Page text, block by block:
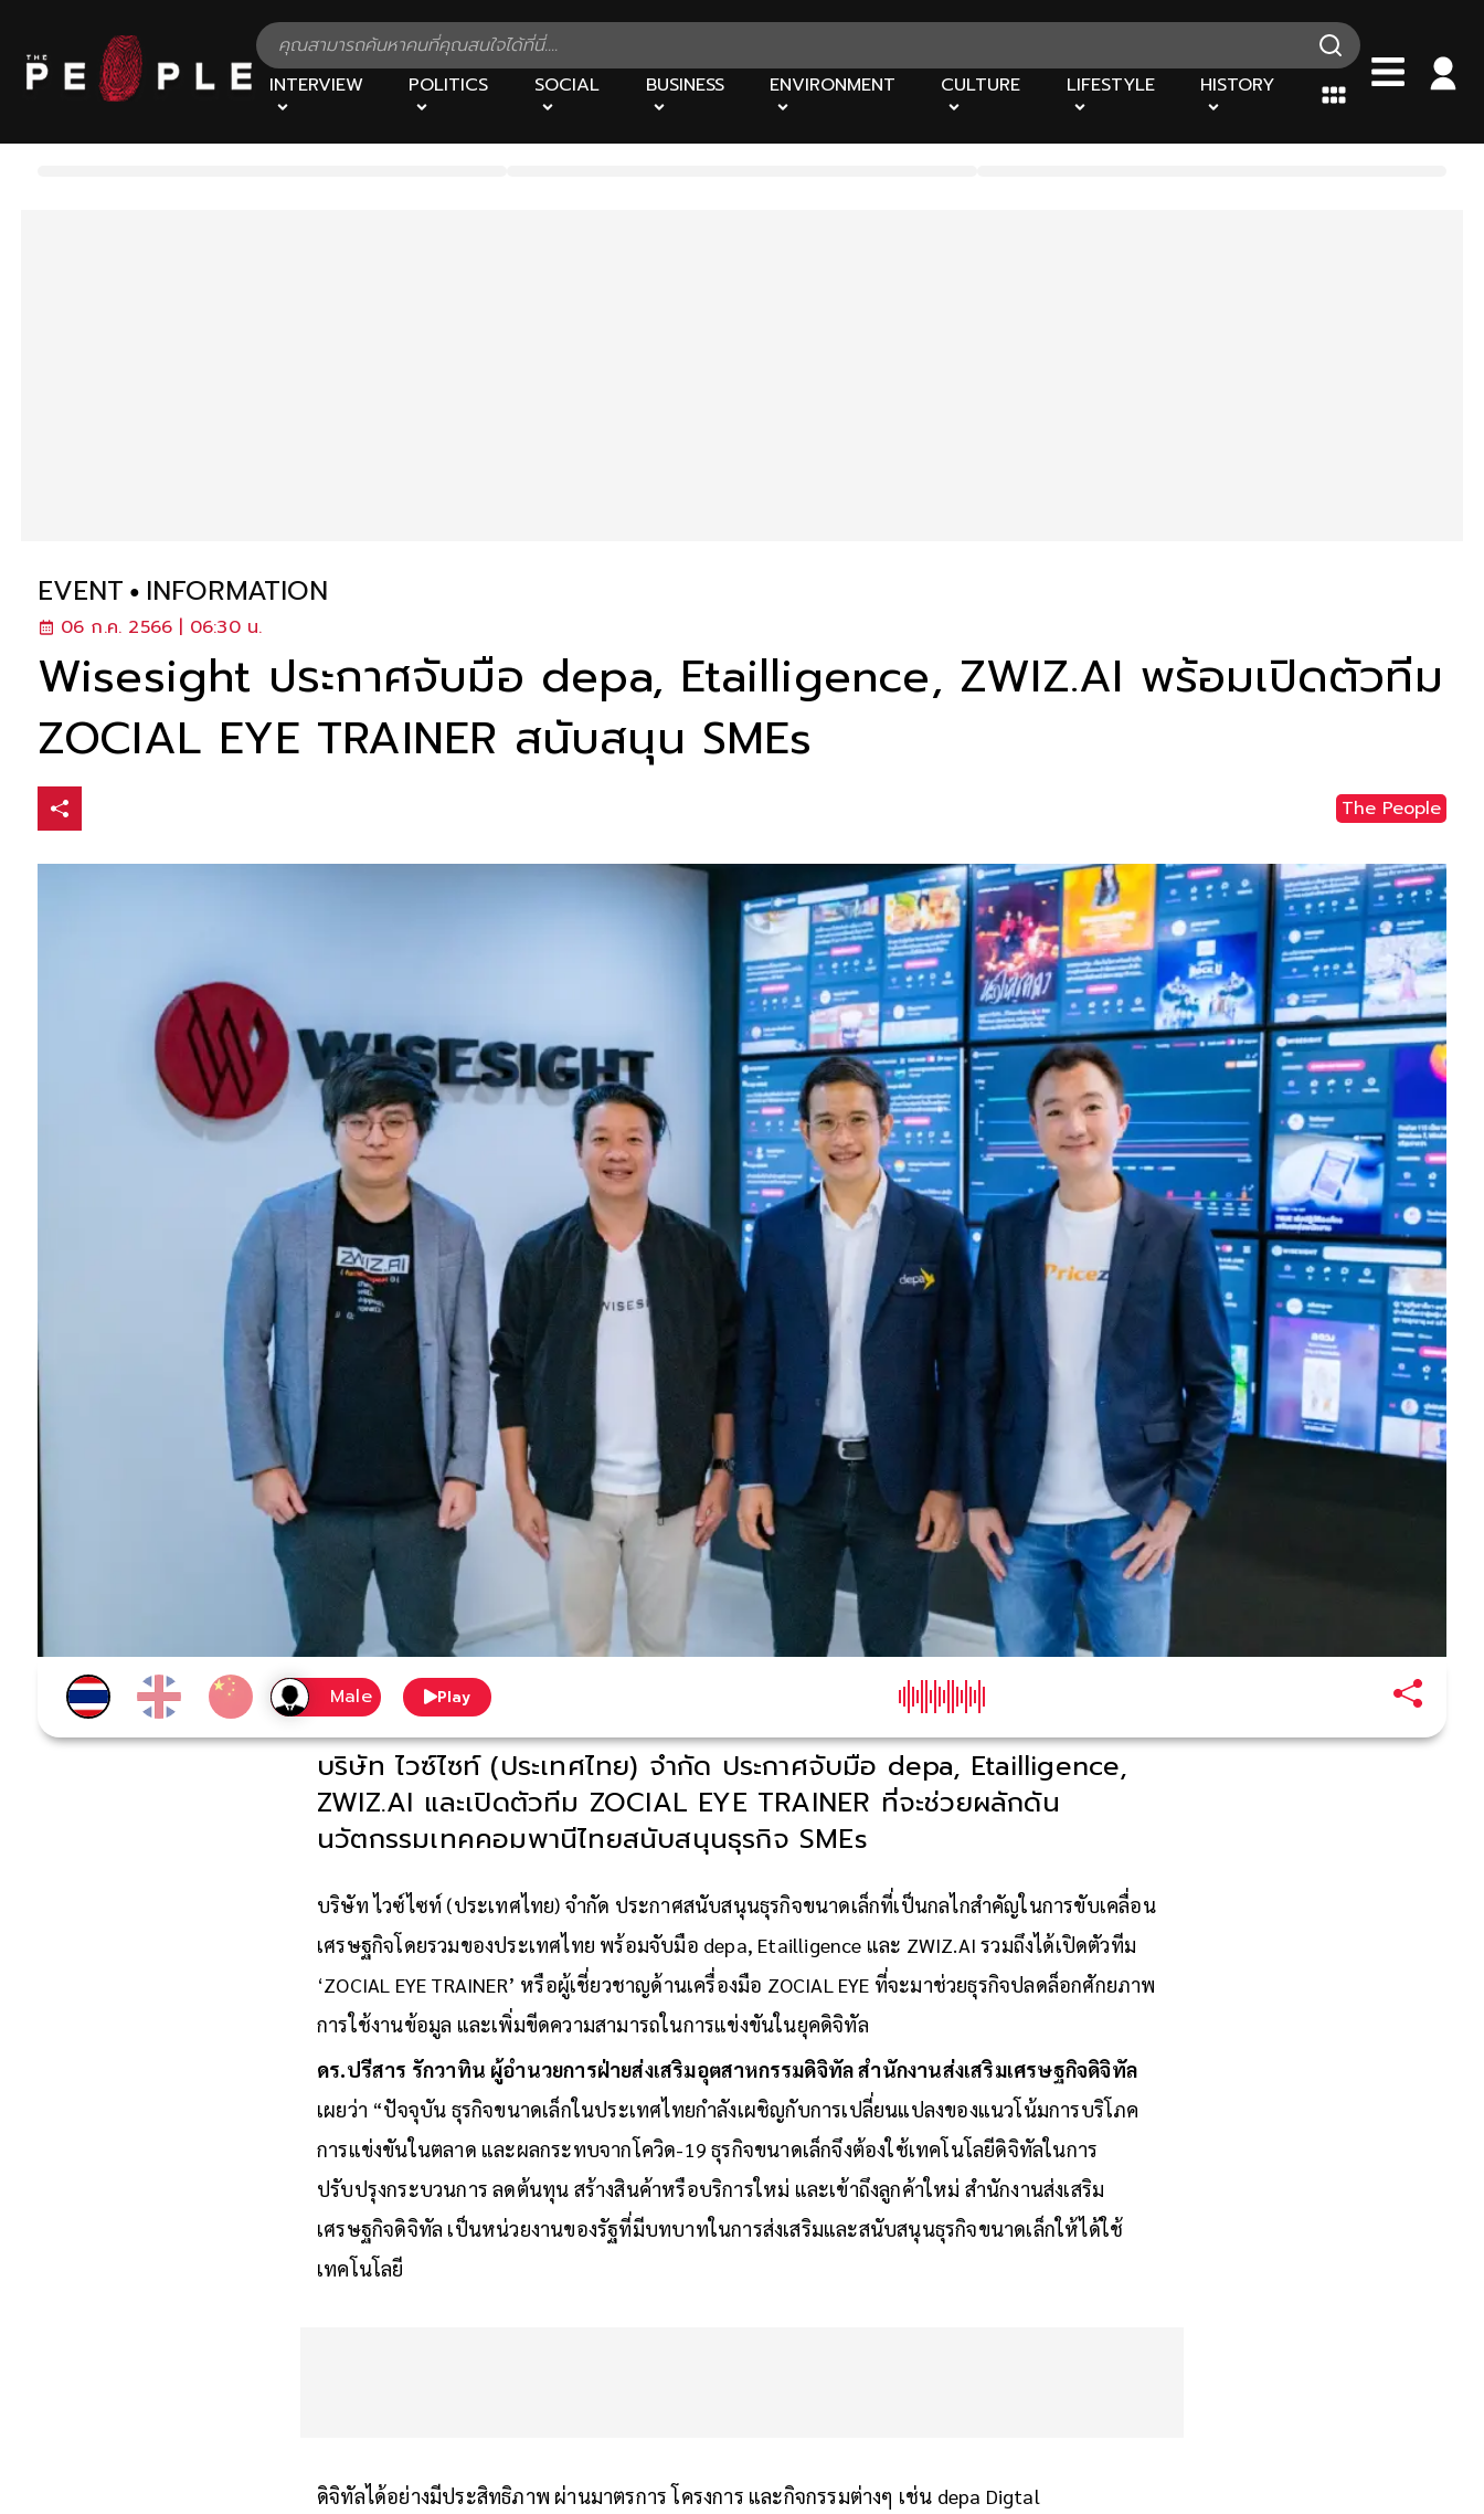
INTERVIEW POLITICS SOCIAL BUSINESS ENVIRONMENT CULTURE LIFESTYLE HISTORY
EVENT INFORMATION
06 ก.ค. 2566 | 06:30 น.
Wisesight ประกาศจับมือ depa, Etailligence, ZWIZ.AI พร้อมเปิดตัวทีม
ZOCIAL EYE TRAINER สนับสนุน SMEs
The People
Play
บริษัท ไวซ์ไซท์ (ประเทศไทย) จำกัด ประกาศจับมือ depa, Etailligence,
ZWIZ.AI และเปิดตัวทีม ZOCIAL EYE TRAINER ที่จะช่วยผลักดัน
นวัตกรรมเทคคอมพานีไทยสนับสนุนธุรกิจ SMEs
บริษัท ไวซ์ไซท์ (ประเทศไทย) จำกัด ประกาศสนับสนุนธุรกิจขนาดเล็กที่เป็นกลไกสำคัญในการขับเคลื่อน
เศรษฐกิจโดยรวมของประเทศไทย พร้อมจับมือ depa, Etailligence และ ZWIZ.AI รวมถึงได้เปิดตัวทีม
‘ZOCIAL EYE TRAINER’ หรือผู้เชี่ยวชาญด้านเครื่องมือ ZOCIAL EYE ที่จะมาช่วยธุรกิจปลดล็อกศักยภาพ
การใช้งานข้อมูล และเพิ่มขีดความสามารถในการแข่งขันในยุคดิจิทัล
ดร.ปรีสาร รักวาทิน ผู้อำนวยการฝ่ายส่งเสริมอุตสาหกรรมดิจิทัล สำนักงานส่งเสริมเศรษฐกิจดิจิทัล
เผยว่า “ปัจจุบัน ธุรกิจขนาดเล็กในประเทศไทยกำลังเผชิญกับการเปลี่ยนแปลงของแนวโน้มการบริโภค
การแข่งขันในตลาด และผลกระทบจากโควิด-19 ธุรกิจขนาดเล็กจึงต้องใช้เทคโนโลยีดิจิทัลในการ
ปรับปรุงกระบวนการ ลดต้นทุน สร้างสินค้าหรือบริการใหม่ และเข้าถึงลูกค้าใหม่ สำนักงานส่งเสริม
เศรษฐกิจดิจิทัล เป็นหน่วยงานของรัฐที่มีบทบาทในการส่งเสริมและสนับสนุนธุรกิจขนาดเล็กให้ได้ใช้
เทคโนโลยี
ดิจิทัลได้อย่างมีประสิทธิภาพ ผ่านมาตรการ โครงการ และกิจกรรมต่างๆ เช่น depa Digtal